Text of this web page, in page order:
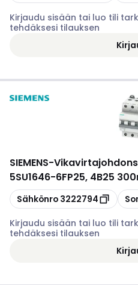
Kirjaudu sisään tai luo tili
tehdäksesi tilauksen
SIEMENS-
5SU1646-6FP25, 4B25
Kopioi
Sähkönro 3222794
Kirjaudu sisään tai luo tili
tehdäksesi tilauksen